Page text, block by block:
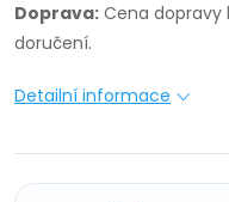
Doprava: Cena dopravy
doručení.
Detailní informace